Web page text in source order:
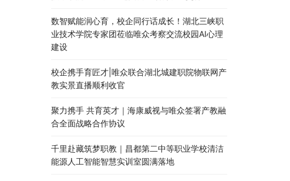
数智赋能润心育，校企同行话成长！湖北三峡职
业技术学院专家团莅临唯众考察交流校园AI心理
建设
校企携手育匠才|唯众联合湖北城建职院物联网产
教实景直播顺利收官
聚力携手 共育英才｜海康威视与唯众签署产教融
合全面战略合作协议
千里赴藏筑梦职教｜昌都第二中等职业学校清洁
能源人工智能智慧实训室圆满落地